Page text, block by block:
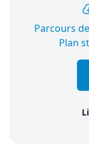
Parcours
Plan